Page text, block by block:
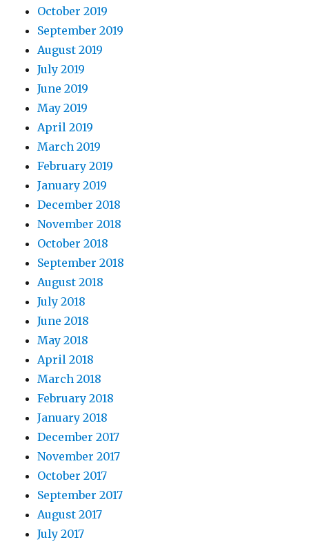
October 2019
September 2019
August 2019
July 2019
June 2019
May 2019
April 2019
March 2019
February 2019
January 2019
December 2018
November 2018
October 2018
September 2018
August 2018
July 2018
June 2018
May 2018
April 2018
March 2018
February 2018
January 2018
December 2017
November 2017
October 2017
September 2017
August 2017
July 2017